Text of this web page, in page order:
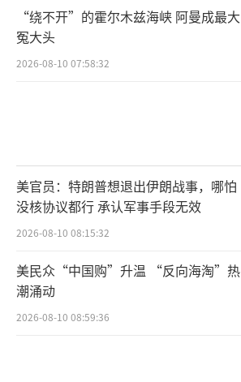
“绕不开”的霍尔木兹海峡 阿曼成最大
冤大头
2026-08-10 07:58:32
美官员：特朗普想退出伊朗战事，哪怕
没核协议都行 承认军事手段无效
2026-08-10 08:15:32
美民众“中国购”升温 “反向海淘”热
潮涌动
2026-08-10 08:59:36